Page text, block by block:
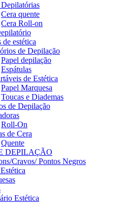
Depilatórias
Cera quente
Cera Roll-on
de estética
de Depilação
Papel depilação
Espátulas
de Estética
Papel Marquesa
Toucas e Diademas
de Depilação
Roll-On
de Cera
Quente
DEPILAÇÃO
Cravos/ Pontos Negros
Estética